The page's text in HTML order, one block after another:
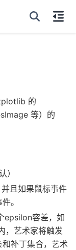
的
等）的
）
且如果鼠标事件
。
epsilon容差，如
，艺术家将触发
补丁集合，艺术